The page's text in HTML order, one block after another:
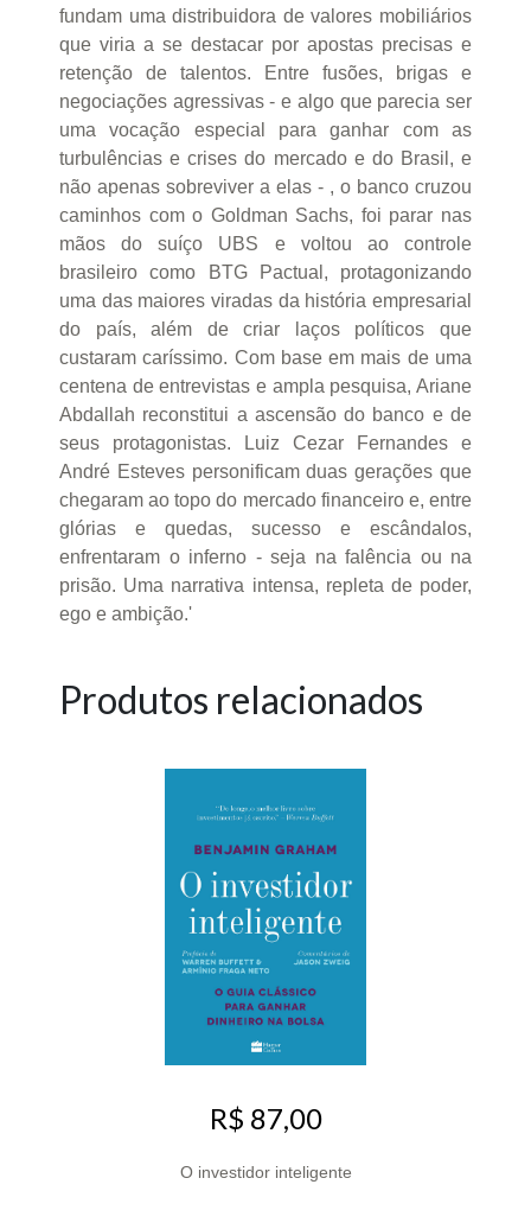
fundam uma distribuidora de valores mobiliários
que viria a se destacar por apostas precisas e
retenção de talentos. Entre fusões, brigas e
negociações agressivas - e algo que parecia ser
uma vocação especial para ganhar com as
turbulências e crises do mercado e do Brasil, e
não apenas sobreviver a elas - , o banco cruzou
caminhos com o Goldman Sachs, foi parar nas
mãos do suíço UBS e voltou ao controle
brasileiro como BTG Pactual, protagonizando
uma das maiores viradas da história empresarial
do país, além de criar laços políticos que
custaram caríssimo. Com base em mais de uma
centena de entrevistas e ampla pesquisa, Ariane
Abdallah reconstitui a ascensão do banco e de
seus protagonistas. Luiz Cezar Fernandes e
André Esteves personificam duas gerações que
chegaram ao topo do mercado financeiro e, entre
glórias e quedas, sucesso e escândalos,
enfrentaram o inferno - seja na falência ou na
prisão. Uma narrativa intensa, repleta de poder,
ego e ambição.'
Produtos relacionados
R$ 87,00
O investidor inteligente